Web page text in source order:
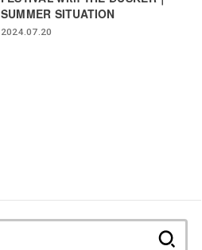
SUMMER SITUATION
2024.07.20